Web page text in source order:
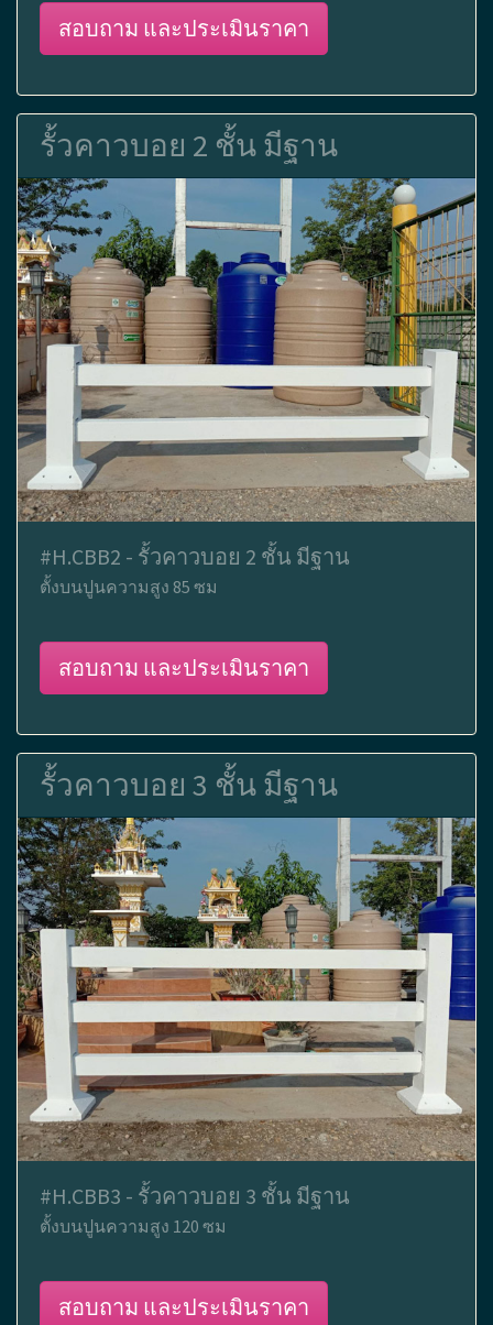
สอบถาม และประเมินราคา
รั้วคาวบอย 2 ชั้น มีฐาน
#H.CBB2 - รั้วคาวบอย 2 ชั้น มีฐาน
ตั้งบนปูนความสูง 85 ซม
สอบถาม และประเมินราคา
รั้วคาวบอย 3 ชั้น มีฐาน
#H.CBB3 - รั้วคาวบอย 3 ชั้น มีฐาน
ตั้งบนปูนความสูง 120 ซม
สอบถาม และประเมินราคา